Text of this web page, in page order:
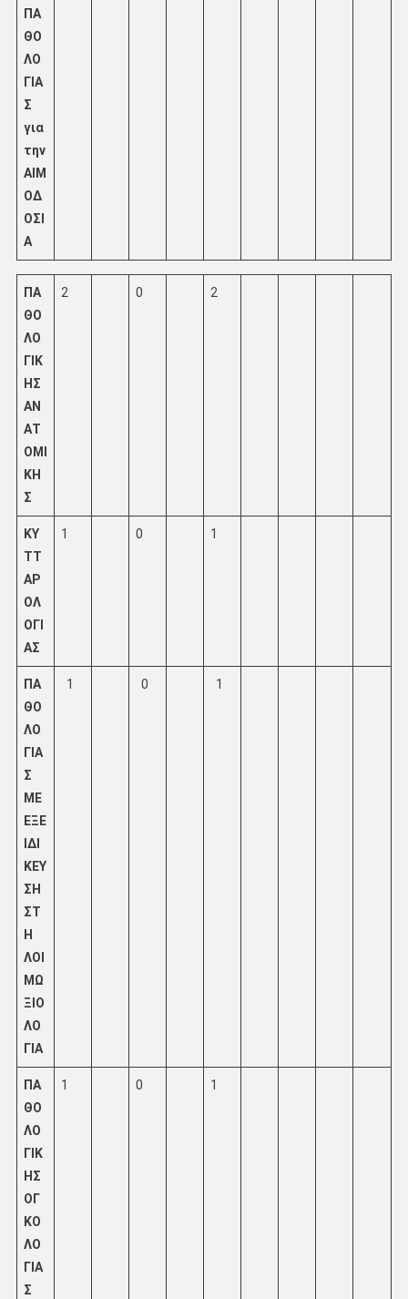
ΠΑ
ΘΟ
ΛΟ
ΓΙΑ
Σ
για
την
ΑΙΜ
ΟΔ
ΟΣΙ
Α
ΠΑ
ΘΟ
ΛΟ
ΓΙΚ
ΗΣ
ΑΝ
ΑΤ
ΟΜΙ
ΚΗ
Σ
2 0 2
ΚΥ
ΤΤ
ΑΡ
ΟΛ
ΟΓΙ
ΑΣ
1 0 1
ΠΑ
ΘΟ
ΛΟ
ΓΙΑ
Σ
ΜΕ
ΕΞΕ
ΙΔΙ
ΚΕΥ
ΣΗ
ΣΤ
Η
ΛΟΙ
ΜΩ
ΞΙΟ
ΛΟ
ΓΙΑ
1 0 1
ΠΑ
ΘΟ
ΛΟ
ΓΙΚ
ΗΣ
ΟΓ
ΚΟ
ΛΟ
ΓΙΑ
Σ
1 0 1